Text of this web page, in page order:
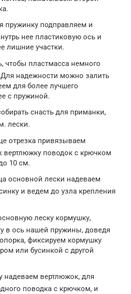
пружинку подправляем и
нее пластиковую ось и
лишние участки.
чтобы пластмасса немного
надежности можно залить
для более лучшего
с пружиной.
снасть для приманки,
лески.
отрезка привязываем
вертлюжку поводок с крючком
10 см.
основной лески надеваем
и ведем до узла крепления
леску кормушку,
в ось нашей пружины, доведя
фиксируем кормушку
или бусинкой с другой
надеваем вертлюжок, для
поводка с крючком, и